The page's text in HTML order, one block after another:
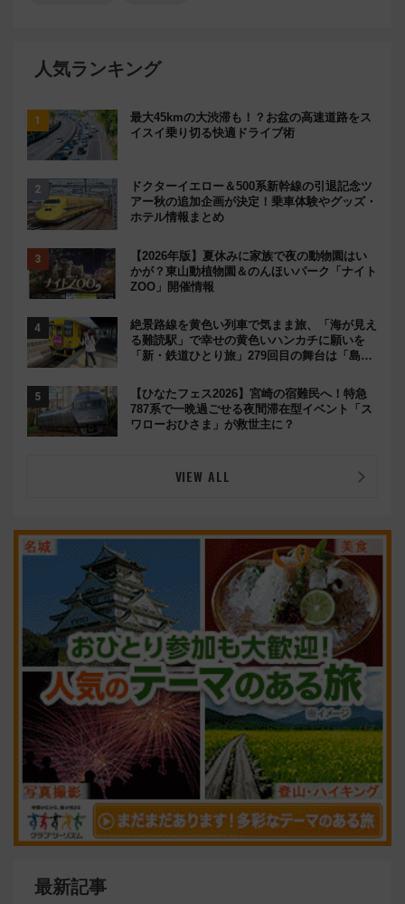
人気ランキング
最大45kmの大渋滞も！？お盆の高速道路をス
イスイ乗り切る快適ドライブ術
ドクターイエロー＆500系新幹線の引退記念ツ
アー秋の追加企画が決定！乗車体験やグッズ・
ホテル情報まとめ
【2026年版】夏休みに家族で夜の動物園はい
かが？東山動植物園＆のんほいパーク「ナイト
ZOO」開催情報
絶景路線を黄色い列車で気まま旅、「海が見え
る難読駅」で幸せの黄色いハンカチに願いを
「新・鉄道ひとり旅」279回目の舞台は「島原
【ひなたフェス2026】宮崎の宿難民へ！特急
787系で一晩過ごせる夜間滞在型イベント「ス
ワローおひさま」が救世主に？
VIEW ALL
最新記事